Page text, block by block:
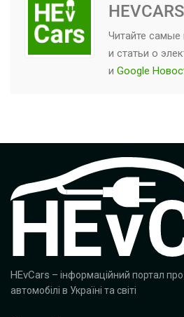
Читайте самые
и статьи о
и Google
HEvCars – інформаційний портал про
автомобілі в Україні та світі